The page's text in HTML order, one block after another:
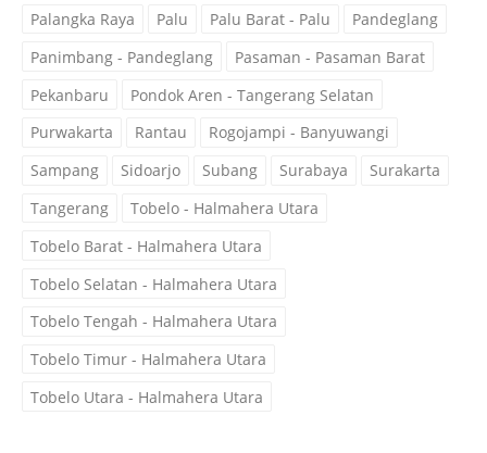
Palangka Raya
Palu Palu Barat - Palu
Pandeglang
Panimbang - Pandeglang
Pasaman - Pasaman Barat
Pekanbaru
Pondok Aren - Tangerang Selatan
Purwakarta
Rantau
Rogojampi - Banyuwangi
Sampang
Sidoarjo Subang Surabaya
Surakarta
Tangerang
Tobelo - Halmahera Utara
Tobelo Barat - Halmahera Utara
Tobelo Selatan - Halmahera Utara
Tobelo Tengah - Halmahera Utara
Tobelo Timur - Halmahera Utara
Tobelo Utara - Halmahera Utara